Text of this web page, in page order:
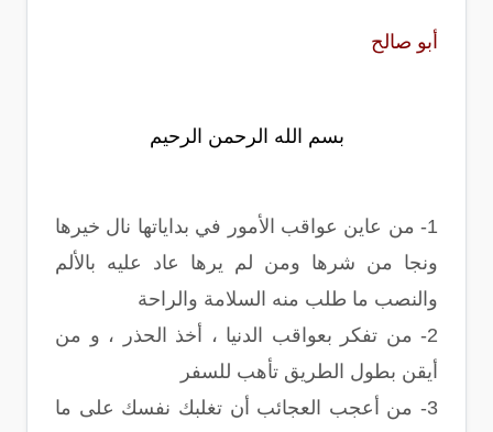
أبو صالح
بسم الله الرحمن الرحيم
1- من عاين عواقب الأمور في بداياتها نال خيرها
ونجا من شرها ومن لم يرها عاد عليه بالألم
والنصب ما طلب منه السلامة والراحة
2- من تفكر بعواقب الدنيا ، أخذ الحذر ، و من
أيقن بطول الطريق تأهب للسفر
3- من أعجب العجائب أن تغلبك نفسك على ما